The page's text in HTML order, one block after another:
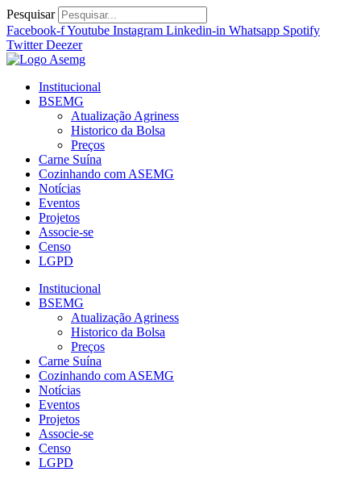
Ir
para
o
conteúdo
Pesquisar
Facebook-fYoutube Instagram Linkedin-in Whatsapp Spotify
Twitter Deezer
Institucional
BSEMG
Atualização Agriness
Historico da Bolsa
Preços
Carne Suína
Cozinhando com ASEMG
Notícias
Eventos
Projetos
Associe-se
Censo
LGPD
Institucional
BSEMG
Atualização Agriness
Historico da Bolsa
Preços
Carne Suína
Cozinhando com ASEMG
Notícias
Eventos
Projetos
Associe-se
Censo
LGPD